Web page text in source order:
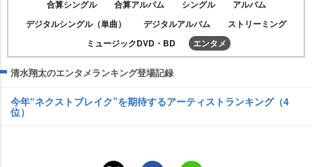
合算シングル 合算アルバム シングル
アルバム
デジタルシングル（単曲）
デジタルアルバム
ストリーミング
ミュージックDVD・BD
エンタメ
清水翔太のエンタメランキング登場記録
今年“ネクストブレイク”を期待するアーティストランキング（4
位）